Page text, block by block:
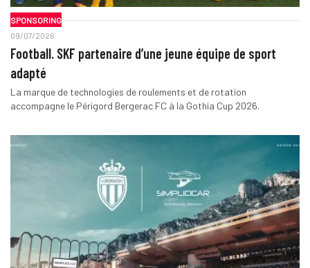
SPONSORING
09/07/2026
Football. SKF partenaire d’une jeune équipe de sport
adapté
La marque de technologies de roulements et de rotation
accompagne le Périgord Bergerac FC à la Gothia Cup 2026.